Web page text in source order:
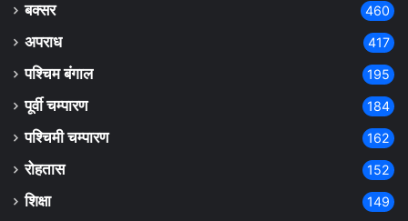
बक्सर 460
अपराध 417
पश्चिम बंगाल 195
पूर्वी चम्पारण 184
पश्चिमी चम्पारण 162
रोहतास 152
शिक्षा 149